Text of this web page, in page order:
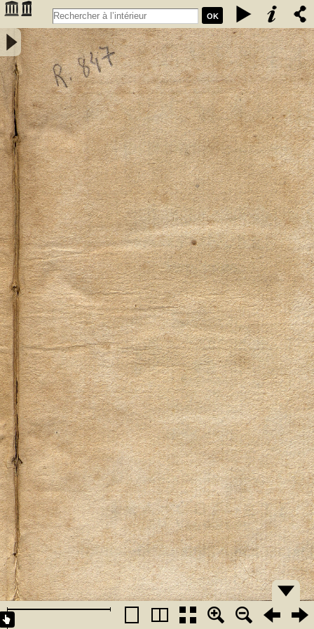
OK
Elementa mineralogiae systematice disposita a Friderico Augusto
Cartheuser med. doct. - Cartheuser, Friedrich August (1734-1796)